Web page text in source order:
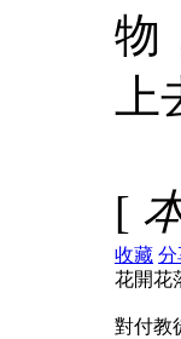
物
上
[
收藏 分
花開花
對付教